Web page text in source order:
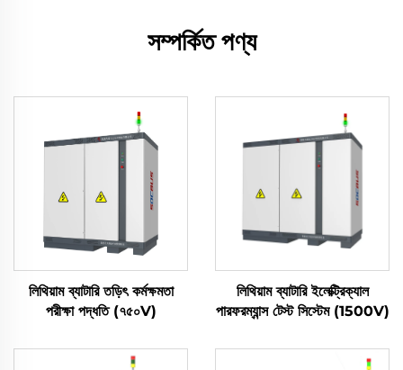
সম্পর্কিত পণ্য
লিথিয়াম ব্যাটারি তড়িৎ কর্মক্ষমতা
পরীক্ষা পদ্ধতি (৭৫০V)
লিথিয়াম ব্যাটারি ইলেক্ট্রিক্যাল
পারফরম্যান্স টেস্ট সিস্টেম (1500V)